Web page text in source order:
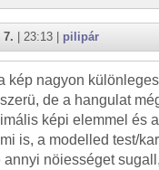
7. | 23:13 | pilipár
kép nagyon
de a hangulat
képi elemmel és
is, a modelled test/
annyi nöiességet